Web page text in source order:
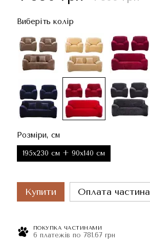
Виберіть колір
Розміри, см
195x230 см + 90x140 см
Купити Оплата
ПОКУПКА ЧАСТИНАМИ
6 платежів по 781.67 грн